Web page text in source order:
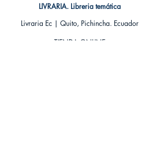
Encuadernación: Blanda
Categoría: FANTASIA
LIVRARIA. Libreria temática
Livraria Ec | Quito, Pichincha. Ecuador
TIENDA ONLINE​